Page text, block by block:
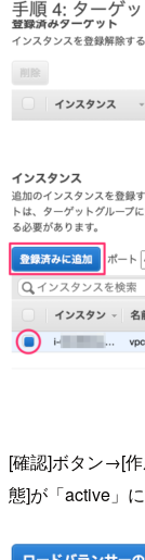
[確認]ボタン→[
態]が「active」